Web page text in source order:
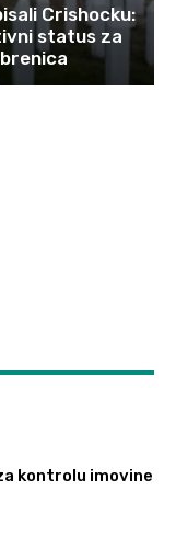
Crishocku:
status za
kontrolu imovine